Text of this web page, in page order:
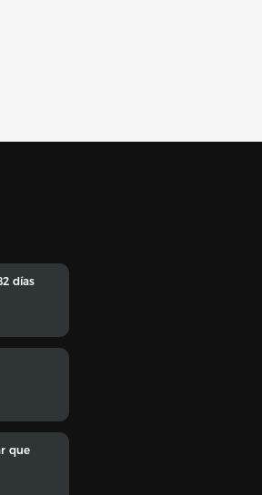
días
que